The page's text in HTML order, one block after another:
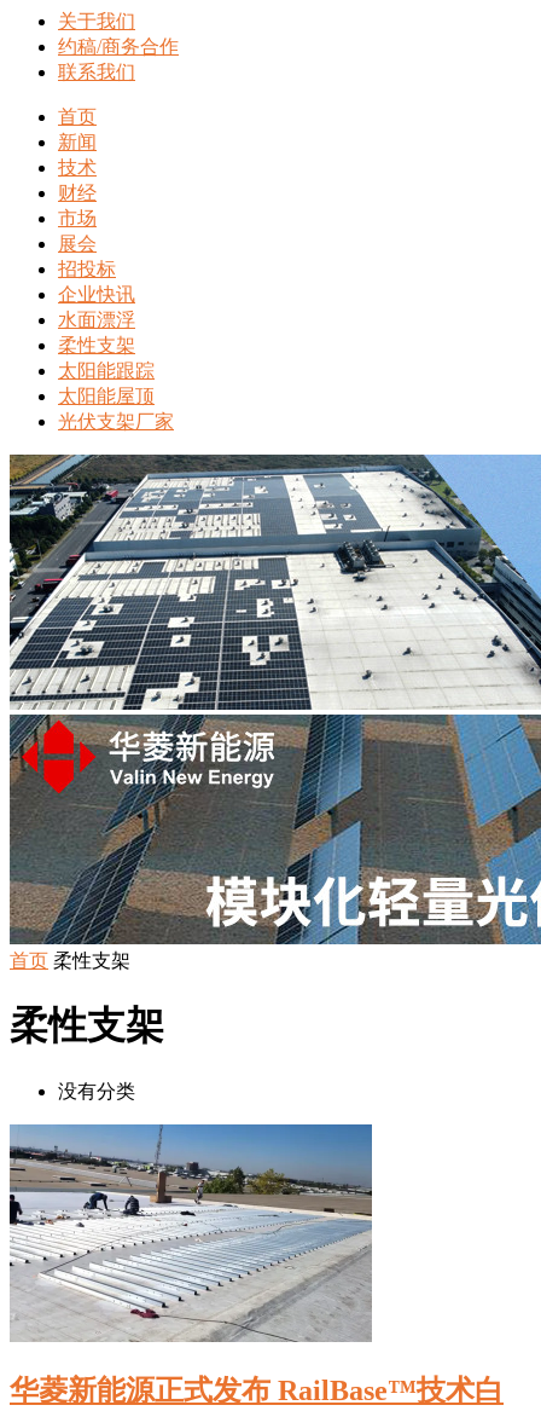
关于我们
约稿/商务合作
联系我们
首页
新闻
技术
财经
市场
展会
招投标
企业快讯
水面漂浮
柔性支架
太阳能跟踪
太阳能屋顶
光伏支架厂家
首页 柔性支架
柔性支架
没有分类
华菱新能源正式发布 RailBase™技术白